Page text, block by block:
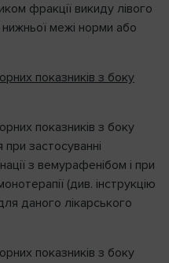
фракції викиду лівого
межі норми або
показників з боку
показників з боку
при застосуванні
з вемурафенібом і при
(див. інструкцію
даного лікарського
показників з боку